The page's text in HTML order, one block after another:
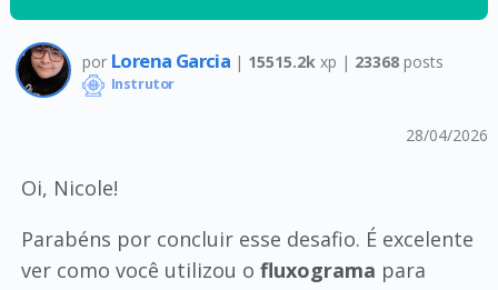
por Lorena Garcia | 15515.2k xp | 23368posts
Instrutor
28/04/2026
Oi, Nicole!
Parabéns por concluir esse desafio. É excelente
ver como você utilizou o fluxograma para